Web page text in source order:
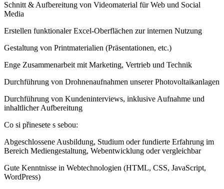
Schnitt & Aufbereitung von Videomaterial für Web und Social
Media
Erstellen funktionaler Excel-Oberflächen zur internen Nutzung
Gestaltung von Printmaterialien (Präsentationen, etc.)
Enge Zusammenarbeit mit Marketing, Vertrieb und Technik
Durchführung von Drohnenaufnahmen unserer Photovoltaikanlagen
Durchführung von Kundeninterviews, inklusive Aufnahme und
inhaltlicher Aufbereitung
Co si přinesete s sebou:
Abgeschlossene Ausbildung, Studium oder fundierte Erfahrung im
Bereich Mediengestaltung, Webentwicklung oder vergleichbar
Gute Kenntnisse in Webtechnologien (HTML, CSS, JavaScript,
WordPress)